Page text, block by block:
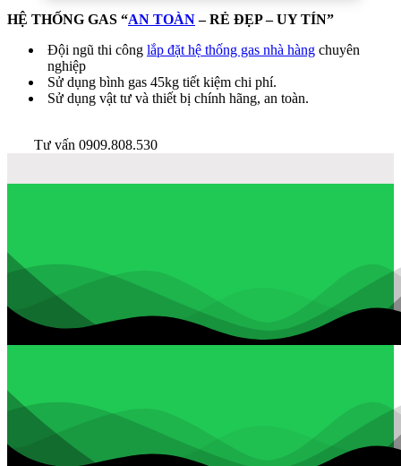
HỆ THỐNG GAS “AN TOÀN– RẺ ĐẸP – UY TÍN”
Đội ngũ thi công lắp đặt hệ thống gas nhà hàng chuyên
nghiệp
Sử dụng bình gas 45kg tiết kiệm chi phí.
Sử dụng vật tư và thiết bị chính hãng, an toàn.
Tư vấn 0909.808.530